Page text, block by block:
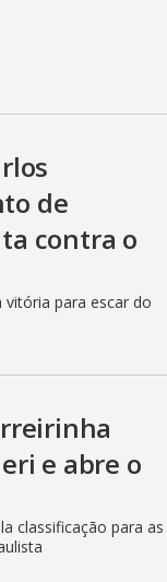
de
contra o
para escar do
e abre o
classificação para as